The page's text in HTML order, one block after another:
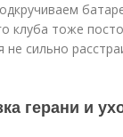
клуба тоже
сильно
герани и